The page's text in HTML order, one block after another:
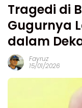
Tragedi di
Gugurnya
dalam
Fayruz
15/01/2026